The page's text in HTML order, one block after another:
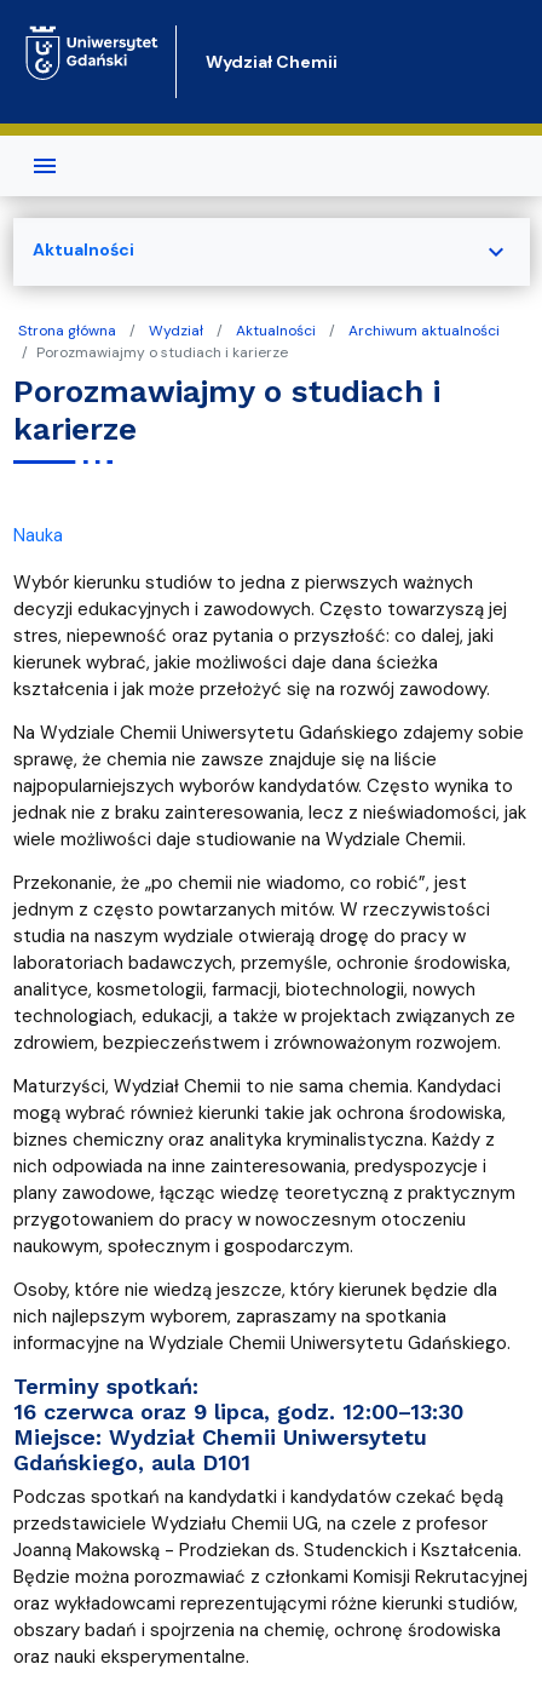
Wydział Chemii
Strona główna Wydział Aktualności
Archiwum aktualności
Porozmawiajmy o studiach i karierze
Porozmawiajmy o studiach i
karierze
Nauka
Wybór kierunku studiów to jedna z pierwszych ważnych
decyzji edukacyjnych i zawodowych. Często towarzyszą jej
stres, niepewność oraz pytania o przyszłość: co dalej, jaki
kierunek wybrać, jakie możliwości daje dana ścieżka
kształcenia i jak może przełożyć się na rozwój zawodowy.
Na Wydziale Chemii Uniwersytetu Gdańskiego zdajemy sobie
sprawę, że chemia nie zawsze znajduje się na liście
najpopularniejszych wyborów kandydatów. Często wynika to
jednak nie z braku zainteresowania, lecz z nieświadomości, jak
wiele możliwości daje studiowanie na Wydziale Chemii.
Przekonanie, że „po chemii nie wiadomo, co robić”, jest
jednym z często powtarzanych mitów. W rzeczywistości
studia na naszym wydziale otwierają drogę do pracy w
laboratoriach badawczych, przemyśle, ochronie środowiska,
analityce, kosmetologii, farmacji, biotechnologii, nowych
technologiach, edukacji, a także w projektach związanych ze
zdrowiem, bezpieczeństwem i zrównoważonym rozwojem.
Maturzyści, Wydział Chemii to nie sama chemia. Kandydaci
mogą wybrać również kierunki takie jak ochrona środowiska,
biznes chemiczny oraz analityka kryminalistyczna. Każdy z
nich odpowiada na inne zainteresowania, predyspozycje i
plany zawodowe, łącząc wiedzę teoretyczną z praktycznym
przygotowaniem do pracy w nowoczesnym otoczeniu
naukowym, społecznym i gospodarczym.
Osoby, które nie wiedzą jeszcze, który kierunek będzie dla
nich najlepszym wyborem, zapraszamy na spotkania
informacyjne na Wydziale Chemii Uniwersytetu Gdańskiego.
Terminy spotkań:
16 czerwca oraz 9 lipca, godz. 12:00–13:30
Miejsce: Wydział Chemii Uniwersytetu
Gdańskiego, aula D101
Podczas spotkań na kandydatki i kandydatów czekać będą
przedstawiciele Wydziału Chemii UG, na czele z profesor
Joanną Makowską - Prodziekan ds. Studenckich i Kształcenia.
Będzie można porozmawiać z członkami Komisji Rekrutacyjnej
oraz wykładowcami reprezentującymi różne kierunki studiów,
obszary badań i spojrzenia na chemię, ochronę środowiska
oraz nauki eksperymentalne.
Aktualności expand_more